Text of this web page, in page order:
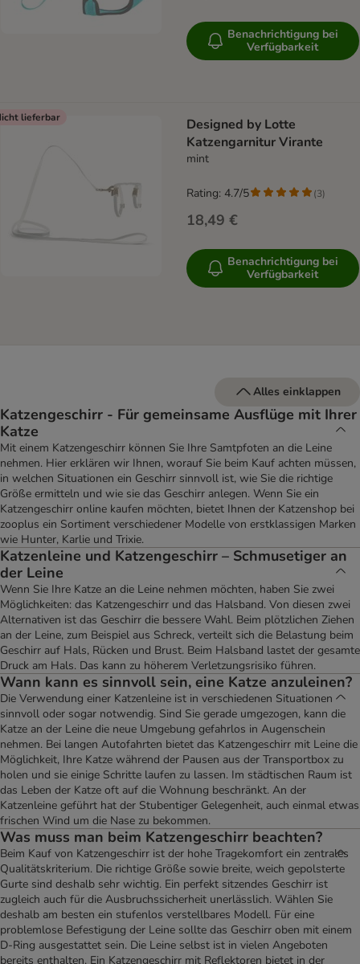
Benachrichtigung bei
Verfügbarkeit
lieferbar
Designed by Lotte
Katzengarnitur Virante
mint
18,49 €
Rating: 4.7/5 (3)
Benachrichtigung bei
Verfügbarkeit
Alles einklappen
Katzengeschirr - Für gemeinsame Ausflüge mit Ihrer
Katze
Mit einem Katzengeschirr können Sie Ihre Samtpfoten an die Leine
nehmen. Hier erklären wir Ihnen, worauf Sie beim Kauf achten müssen,
in welchen Situationen ein Geschirr sinnvoll ist, wie Sie die richtige
Größe ermitteln und wie sie das Geschirr anlegen. Wenn Sie ein
Katzengeschirr online kaufen möchten, bietet Ihnen der Katzenshop bei
zooplus ein Sortiment verschiedener Modelle von erstklassigen Marken
wie Hunter, Karlie und Trixie.
Katzenleine und Katzengeschirr – Schmusetiger an
der Leine
Wenn Sie Ihre Katze an die Leine nehmen möchten, haben Sie zwei
Möglichkeiten: das Katzengeschirr und das Halsband. Von diesen zwei
Alternativen ist das Geschirr die bessere Wahl. Beim plötzlichen Ziehen
an der Leine, zum Beispiel aus Schreck, verteilt sich die Belastung beim
Geschirr auf Hals, Rücken und Brust. Beim Halsband lastet der gesamte
Druck am Hals. Das kann zu höherem Verletzungsrisiko führen.
Wann kann es sinnvoll sein, eine Katze anzuleinen?
Die Verwendung einer Katzenleine ist in verschiedenen Situationen
sinnvoll oder sogar notwendig. Sind Sie gerade umgezogen, kann die
Katze an der Leine die neue Umgebung gefahrlos in Augenschein
nehmen. Bei langen Autofahrten bietet das Katzengeschirr mit Leine die
Möglichkeit, Ihre Katze während der Pausen aus der Transportbox zu
holen und sie einige Schritte laufen zu lassen. Im städtischen Raum ist
das Leben der Katze oft auf die Wohnung beschränkt. An der
Katzenleine geführt hat der Stubentiger Gelegenheit, auch einmal etwas
frischen Wind um die Nase zu bekommen.
Was muss man beim Katzengeschirr beachten?
Beim Kauf von Katzengeschirr ist der hohe Tragekomfort ein zentrales
Qualitätskriterium. Die richtige Größe sowie breite, weich gepolsterte
Gurte sind deshalb sehr wichtig. Ein perfekt sitzendes Geschirr ist
zugleich auch für die Ausbruchssicherheit unerlässlich. Wählen Sie
deshalb am besten ein stufenlos verstellbares Modell. Für eine
problemlose Befestigung der Leine sollte das Geschirr oben mit einem
D-Ring ausgestattet sein. Die Leine selbst ist in vielen Angeboten
bereits enthalten. Ein Katzengeschirr mit Reflektoren bietet in der